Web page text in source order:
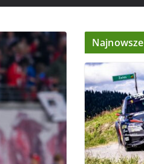
Najnowsze